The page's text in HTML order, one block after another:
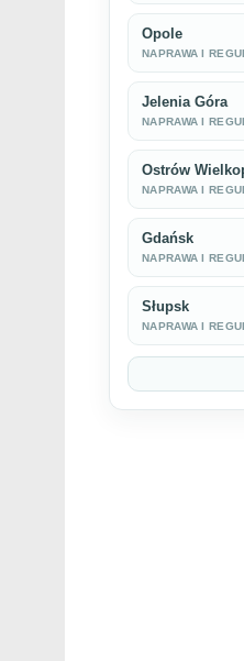
Opole
NAPRAWA I
Jelenia Góra
NAPRAWA I
Ostrów
NAPRAWA I
Gdańsk
NAPRAWA I
Słupsk
NAPRAWA I